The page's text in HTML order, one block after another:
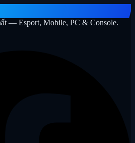
— Esport, Mobile, PC & Console.